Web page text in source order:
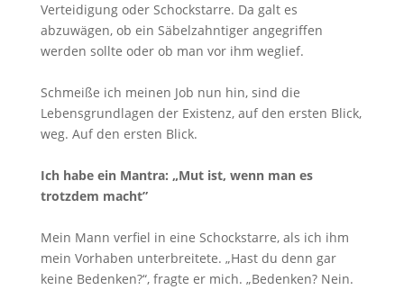
Verteidigung oder Schockstarre. Da galt es
abzuwägen, ob ein Säbelzahntiger angegriffen
werden sollte oder ob man vor ihm weglief.
Schmeiße ich meinen Job nun hin, sind die
Lebensgrundlagen der Existenz, auf den ersten Blick,
weg. Auf den ersten Blick.
Ich habe ein Mantra: „Mut ist, wenn man es
trotzdem macht”
Mein Mann verfiel in eine Schockstarre, als ich ihm
mein Vorhaben unterbreitete. „Hast du denn gar
keine Bedenken?“, fragte er mich. „Bedenken? Nein.